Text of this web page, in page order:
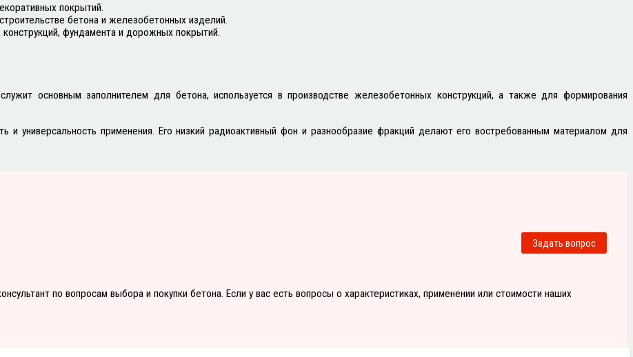
покрытий.
бетона и железобетонных изделий.
фундамента и дорожных покрытий.
основным заполнителем для бетона, используется в производстве железобетонных конструкций, а также для формирования
и универсальность применения. Его низкий радиоактивный фон и разнообразие фракций делают его востребованным материалом для
Задать вопрос
по вопросам выбора и покупки бетона. Если у вас есть вопросы о характеристиках, применении или стоимости наших